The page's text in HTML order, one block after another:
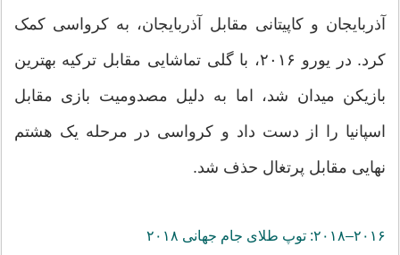
آذربایجان و کاپیتانی مقابل آذربایجان، به کرواسی کمک
کرد. در یورو ۲۰۱۶، با گلی تماشایی مقابل ترکیه بهترین
بازیکن میدان شد، اما به دلیل مصدومیت بازی مقابل
اسپانیا را از دست داد و کرواسی در مرحله یک هشتم
نهایی مقابل پرتغال حذف شد.
۲۰۱۶–۲۰۱۸: توپ طلای جام جهانی ۲۰۱۸